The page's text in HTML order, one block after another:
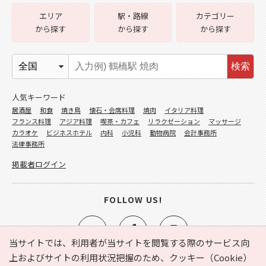
当サイトでは、利用者が当サイトを閲覧する際のサービス向
上およびサイトの利用状況把握のため、クッキー（Cookie）
エリア
から探す
駅・路線
から探す
カテゴリー
から探す
検索
人気キーワード
居酒屋 和食 焼き鳥 懐石・会席料理 焼肉
イタリア料理
フランス料理
アジア料理 喫茶・カフェ リラクゼーション
マッサージ
カラオケ
ビジネスホテル 内科 小児科 動物病院
会計事務所
法律事務所
掲載者ログイン
FOLLOW US!